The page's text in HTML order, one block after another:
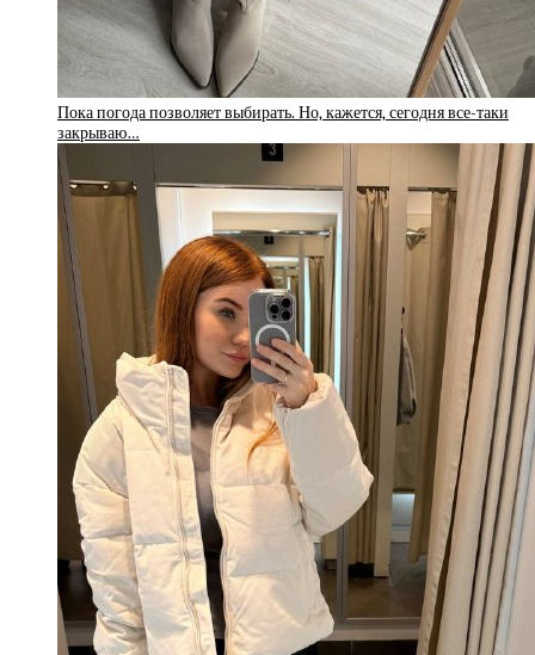
Пока погода позволяет выбирать. Но, кажется, сегодня все-таки
закрываю…